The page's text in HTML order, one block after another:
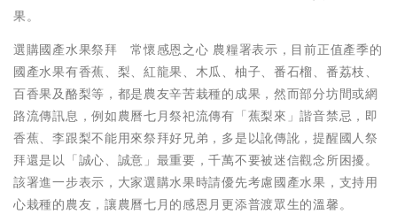
果。
選購國產水果祭拜 常懷感恩之心 農糧署表示，目前正值產季的
國產水果有香蕉、梨、紅龍果、木瓜、柚子、番石榴、番荔枝、
百香果及酪梨等，都是農友辛苦栽種的成果，然而部分坊間或網
路流傳訊息，例如農曆七月祭祀流傳有「蕉梨來」諧音禁忌，即
香蕉、李跟梨不能用來祭拜好兄弟，多是以訛傳訛，提醒國人祭
拜還是以「誠心、誠意」最重要，千萬不要被迷信觀念所困擾。
該署進一步表示，大家選購水果時請優先考慮國產水果，支持用
心栽種的農友，讓農曆七月的感恩月更添普渡眾生的溫馨。